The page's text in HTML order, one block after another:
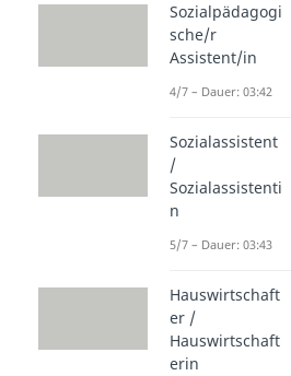
Sozialpädagogi
sche/r
Assistent/in
4/7 – Dauer: 03:42
Sozialassistent
/
Sozialassistenti
n
5/7 – Dauer: 03:43
Hauswirtschaft
er /
Hauswirtschaft
erin